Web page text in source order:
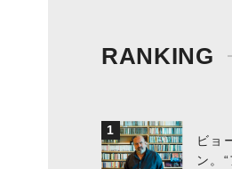
RANKING
1
ビョ
ン。